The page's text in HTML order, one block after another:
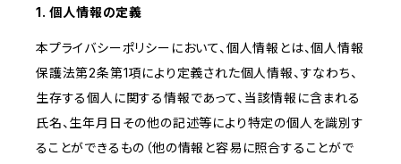
1. 個人情報の定義
本プライバシーポリシーにおいて、個人情報とは、個人情報
保護法第2条第1項により定義された個人情報、すなわち、
生存する個人に関する情報であって、当該情報に含まれる
氏名、生年月日その他の記述等により特定の個人を識別す
ることができるもの（他の情報と容易に照合することがで